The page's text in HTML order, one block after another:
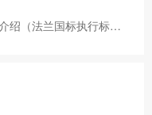
国际管法兰标准与我国管法兰标准介绍（法兰国标执行标准是什么）